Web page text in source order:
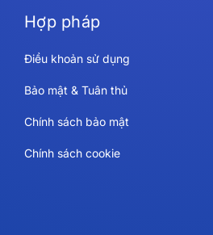
Hợp pháp
Điều khoản sử dụng
Bảo mật & Tuân thủ
Chính sách bảo mật
Chính sách cookie